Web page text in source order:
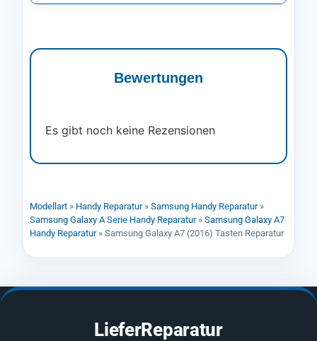
Bewertungen
Es gibt noch keine Rezensionen
Modellart » Handy Reparatur» Samsung Handy Reparatur»
Samsung Galaxy A Serie Handy Reparatur» Samsung Galaxy A7
Handy Reparatur» Samsung Galaxy A7 (2016) Tasten Reparatur
LieferReparatur